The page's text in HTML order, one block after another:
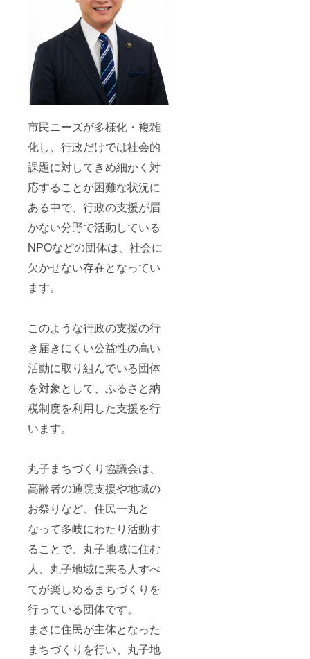
市民ニーズが多様化・複雑
化し、行政だけでは社会的
課題に対してきめ細かく対
応することが困難な状況に
ある中で、行政の支援が届
かない分野で活動している
NPOなどの団体は、社会に
欠かせない存在となってい
ます。
このような行政の支援の行
き届きにくい公益性の高い
活動に取り組んでいる団体
を対象として、ふるさと納
税制度を利用した支援を行
います。
丸子まちづくり協議会は、
高齢者の通院支援や地域の
お祭りなど、住民一丸と
なって多岐にわたり活動す
ることで、丸子地域に住む
人、丸子地域に来る人すべ
てが楽しめるまちづくりを
行っている団体です。
まさに住民が主体となった
まちづくりを行い、丸子地